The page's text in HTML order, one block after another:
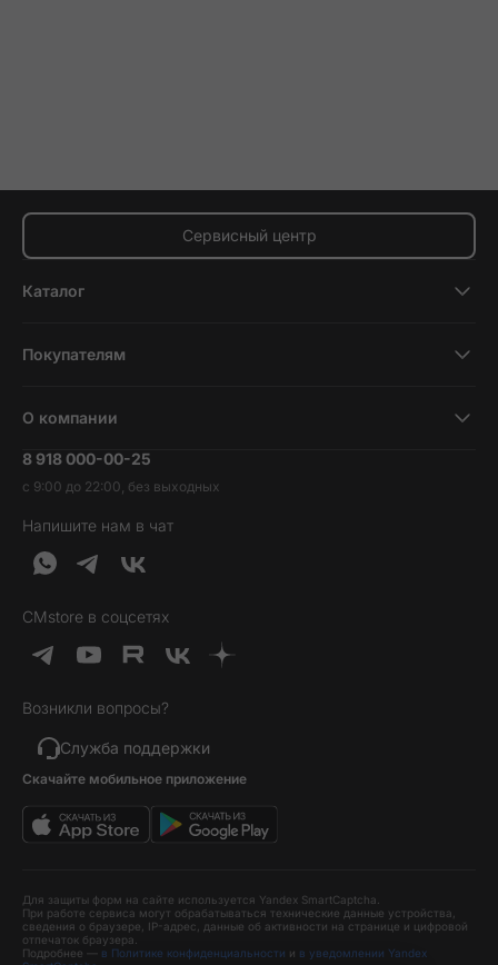
Сервисный центр
Каталог
Планшеты
Наушники и колонки
Гаджеты
Услуги и софт
Идеи подарков
Товары дня
Выгодные комплекты
Хиты продаж
Уценка
Покупателям
Трейд-ин
Гарантия и возврат
Доставка и оплата
Кредит и рассрочка
О компании
Вакансии
Контакты
Обратная связь
О нас
8 918 000-00-25
с 9:00 до 22:00, без выходных
Напишите нам в чат
CMstore в соцсетях
Возникли вопросы?
Служба поддержки
Скачайте мобильное приложение
Для защиты форм на сайте используется Yandex SmartCaptcha.
При работе сервиса могут обрабатываться технические данные устройства,
сведения о браузере, IP-адрес, данные об активности на странице и цифровой
отпечаток браузера.
Подробнее — в Политике конфиденциальности и в уведомлении Yandex